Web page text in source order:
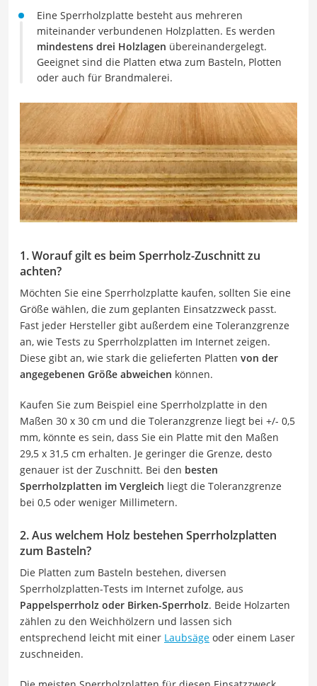
Eine Sperrholzplatte besteht aus mehreren
miteinander verbundenen Holzplatten. Es werden
mindestens drei Holzlagen übereinandergelegt.
Geeignet sind die Platten etwa zum Basteln, Plotten
oder auch für Brandmalerei.
1. Worauf gilt es beim Sperrholz-Zuschnitt zu
achten?
Möchten Sie eine Sperrholzplatte kaufen, sollten Sie eine
Größe wählen, die zum geplanten Einsatzzweck passt.
Fast jeder Hersteller gibt außerdem eine Toleranzgrenze
an, wie Tests zu Sperrholzplatten im Internet zeigen.
Diese gibt an, wie stark die gelieferten Platten von der
angegebenen Größe abweichen können.
Kaufen Sie zum Beispiel eine Sperrholzplatte in den
Maßen 30 x 30 cm und die Toleranzgrenze liegt bei +/- 0,5
mm, könnte es sein, dass Sie ein Platte mit den Maßen
29,5 x 31,5 cm erhalten. Je geringer die Grenze, desto
genauer ist der Zuschnitt. Bei den besten
Sperrholzplatten im Vergleich liegt die Toleranzgrenze
bei 0,5 oder weniger Millimetern.
2. Aus welchem Holz bestehen Sperrholzplatten
zum Basteln?
Die Platten zum Basteln bestehen, diversen
Sperrholzplatten-Tests im Internet zufolge, aus
Pappelsperrholz oder Birken-Sperrholz. Beide Holzarten
zählen zu den Weichhölzern und lassen sich
entsprechend leicht mit einer Laubsäge oder einem Laser
zuschneiden.